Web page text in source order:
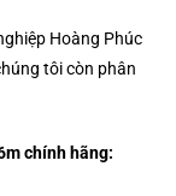
Hoàng Phúc
tôi còn phân
chính hãng: